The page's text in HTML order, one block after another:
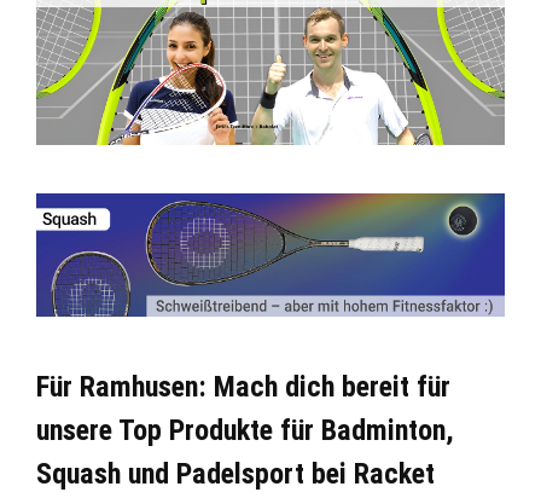
Für Ramhusen: Mach dich bereit für
unsere Top Produkte für Badminton,
Squash und Padelsport bei Racket